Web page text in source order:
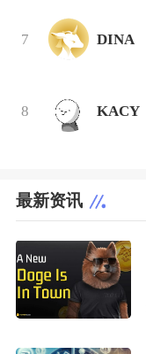
7 DINA
8 KACY
最新资讯